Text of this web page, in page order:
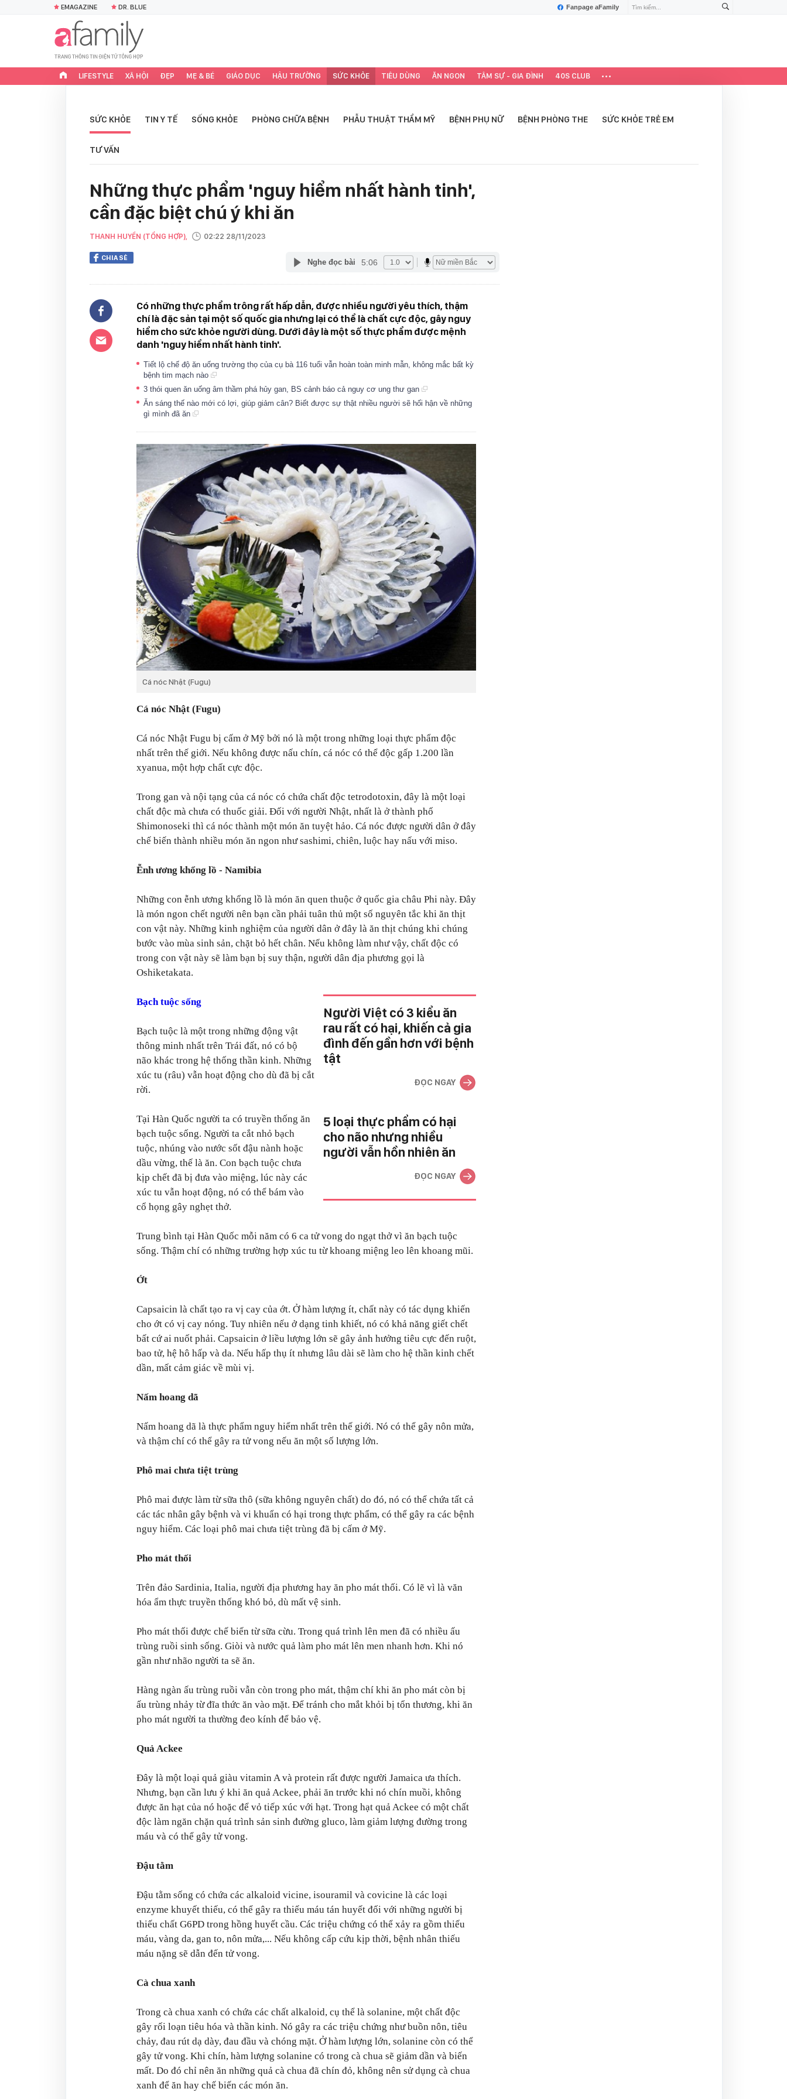
Fanpage aFamily
EMAGAZINE DR. BLUE
LIFESTYLE XÃ HỘI ĐẸP MẸ & BÉ GIÁO DỤC HẬU TRƯỜNG SỨC KHỎE TIÊU DÙNG ĂN NGON TÂM SỰ - GIA ĐÌNH 40S CLUB
SỨC KHỎE TIN Y TẾ SỐNG KHỎE PHÒNG CHỮA BỆNH PHẪU THUẬT THẨM MỸ BỆNH PHỤ NỮ BỆNH PHÒNG THE SỨC KHỎE TRẺ EM
TƯ VẤN
Những thực phẩm 'nguy hiểm nhất hành tinh',
cần đặc biệt chú ý khi ăn
THANH HUYỀN (TỔNG HỢP), 02:22 28/11/2023
CHIA SẺ Nghe đọc bài 5:06
Có những thực phẩm trông rất hấp dẫn, được nhiều người yêu thích, thậm
chí là đặc sản tại một số quốc gia nhưng lại có thể là chất cực độc, gây nguy
hiểm cho sức khỏe người dùng. Dưới đây là một số thực phẩm được mệnh
danh 'nguy hiểm nhất hành tinh'.
Tiết lộ chế độ ăn uống trường thọ của cụ bà 116 tuổi vẫn hoàn toàn minh mẫn, không mắc bất kỳ
bệnh tim mạch nào
3 thói quen ăn uống âm thầm phá hủy gan, BS cảnh báo cả nguy cơ ung thư gan
Ăn sáng thế nào mới có lợi, giúp giảm cân? Biết được sự thật nhiều người sẽ hối hận về những
gì mình đã ăn
Cá nóc Nhật (Fugu)
Cá nóc Nhật (Fugu)
Cá nóc Nhật Fugu bị cấm ở Mỹ bởi nó là một trong những loại thực phẩm độc
nhất trên thế giới. Nếu không được nấu chín, cá nóc có thể độc gấp 1.200 lần
xyanua, một hợp chất cực độc.
Trong gan và nội tạng của cá nóc có chứa chất độc tetrodotoxin, đây là một loại
chất độc mà chưa có thuốc giải. Đối với người Nhật, nhất là ở thành phố
Shimonoseki thì cá nóc thành một món ăn tuyệt hảo. Cá nóc được người dân ở đây
chế biến thành nhiều món ăn ngon như sashimi, chiên, luộc hay nấu với miso.
Ễnh ương khổng lồ - Namibia
Những con ễnh ương khổng lồ là món ăn quen thuộc ở quốc gia châu Phi này. Đây
là món ngon chết người nên bạn cần phải tuân thủ một số nguyên tắc khi ăn thịt
con vật này. Những kinh nghiệm của người dân ở đây là ăn thịt chúng khi chúng
bước vào mùa sinh sản, chặt bỏ hết chân. Nếu không làm như vậy, chất độc có
trong con vật này sẽ làm bạn bị suy thận, người dân địa phương gọi là
Oshiketakata.
Người Việt có 3 kiểu ăn
rau rất có hại, khiến cả gia
đình đến gần hơn với bệnh
tật
ĐỌC NGAY
5 loại thực phẩm có hại
cho não nhưng nhiều
người vẫn hồn nhiên ăn
ĐỌC NGAY
Bạch tuộc sống
Bạch tuộc là một trong những động vật
thông minh nhất trên Trái đất, nó có bộ
não khác trong hệ thống thần kinh. Những
xúc tu (râu) vẫn hoạt động cho dù đã bị cắt
rời.
Tại Hàn Quốc người ta có truyền thống ăn
bạch tuộc sống. Người ta cắt nhỏ bạch
tuộc, nhúng vào nước sốt đậu nành hoặc
dầu vừng, thế là ăn. Con bạch tuộc chưa
kịp chết đã bị đưa vào miệng, lúc này các
xúc tu vẫn hoạt động, nó có thể bám vào
cổ họng gây nghẹt thở.
Trung bình tại Hàn Quốc mỗi năm có 6 ca tử vong do ngạt thở vì ăn bạch tuộc
sống. Thậm chí có những trường hợp xúc tu từ khoang miệng leo lên khoang mũi.
Ớt
Capsaicin là chất tạo ra vị cay của ớt. Ở hàm lượng ít, chất này có tác dụng khiến
cho ớt có vị cay nóng. Tuy nhiên nếu ở dạng tinh khiết, nó có khả năng giết chết
bất cứ ai nuốt phải. Capsaicin ở liều lượng lớn sẽ gây ảnh hưởng tiêu cực đến ruột,
bao tử, hệ hô hấp và da. Nếu hấp thụ ít nhưng lâu dài sẽ làm cho hệ thần kinh chết
dần, mất cảm giác về mùi vị.
Nấm hoang dã
Nấm hoang dã là thực phẩm nguy hiểm nhất trên thế giới. Nó có thể gây nôn mửa,
và thậm chí có thể gây ra tử vong nếu ăn một số lượng lớn.
Phô mai chưa tiệt trùng
Phô mai được làm từ sữa thô (sữa không nguyên chất) do đó, nó có thể chứa tất cả
các tác nhân gây bệnh và vi khuẩn có hại trong thực phẩm, có thể gây ra các bệnh
nguy hiểm. Các loại phô mai chưa tiệt trùng đã bị cấm ở Mỹ.
Pho mát thối
Trên đảo Sardinia, Italia, người địa phương hay ăn pho mát thối. Có lẽ vì là văn
hóa ẩm thực truyền thống khó bỏ, dù mất vệ sinh.
Pho mát thối được chế biến từ sữa cừu. Trong quá trình lên men đã có nhiều ấu
trùng ruồi sinh sống. Giòi và nước quả làm pho mát lên men nhanh hơn. Khi nó
gần như nhão người ta sẽ ăn.
Hàng ngàn ấu trùng ruồi vẫn còn trong pho mát, thậm chí khi ăn pho mát còn bị
ấu trùng nhảy từ đĩa thức ăn vào mặt. Để tránh cho mắt khỏi bị tổn thương, khi ăn
pho mát người ta thường đeo kính để bảo vệ.
Quả Ackee
Đây là một loại quả giàu vitamin A và protein rất được người Jamaica ưa thích.
Nhưng, bạn cần lưu ý khi ăn quả Ackee, phải ăn trước khi nó chín muồi, không
được ăn hạt của nó hoặc để vỏ tiếp xúc với hạt. Trong hạt quả Ackee có một chất
độc làm ngăn chặn quá trình sản sinh đường gluco, làm giảm lượng đường trong
máu và có thể gây tử vong.
Đậu tằm
Đậu tằm sống có chứa các alkaloid vicine, isouramil và covicine là các loại
enzyme khuyết thiếu, có thể gây ra thiếu máu tán huyết đối với những người bị
thiếu chất G6PD trong hồng huyết cầu. Các triệu chứng có thể xảy ra gồm thiếu
máu, vàng da, gan to, nôn mửa,... Nếu không cấp cứu kịp thời, bệnh nhân thiếu
máu nặng sẽ dẫn đến tử vong.
Cà chua xanh
Trong cà chua xanh có chứa các chất alkaloid, cụ thể là solanine, một chất độc
gây rối loạn tiêu hóa và thần kinh. Nó gây ra các triệu chứng như buồn nôn, tiêu
chảy, đau rút dạ dày, đau đầu và chóng mặt. Ở hàm lượng lớn, solanine còn có thể
gây tử vong. Khi chín, hàm lượng solanine có trong cà chua sẽ giảm dần và biến
mất. Do đó chỉ nên ăn những quả cà chua đã chín đỏ, không nên sử dụng cà chua
xanh để ăn hay chế biến các món ăn.